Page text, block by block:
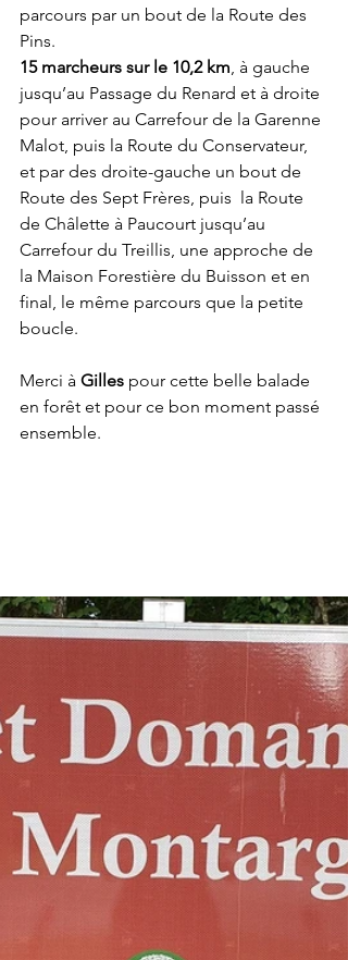
parcours par un bout de la Route des
Pins.
15 marcheurs sur le 10,2 km , à gauche
jusqu’au Passage du Renard et à droite
pour arriver au Carrefour de la Garenne
Malot, puis la Route du Conservateur,
et par des droite-gauche un bout de
Route des Sept Frères, puis  la Route
de Châlette à Paucourt jusqu’au
Carrefour du Treillis, une approche de
la Maison Forestière du Buisson et en
final, le même parcours que la petite
boucle.
Merci à Gilles pour cette belle balade
en forêt et pour ce bon moment passé
ensemble.